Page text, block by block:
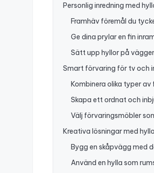
Personlig inredning med
Framhäv föremål du
Ge dina prylar en fin
Sätt upp hyllor på
Smart förvaring för tv och
Kombinera olika typer av
Skapa ett ordnat och
Välj förvaringsmöbler
Kreativa lösningar med
Bygg en skåpvägg med
Använd en hylla som